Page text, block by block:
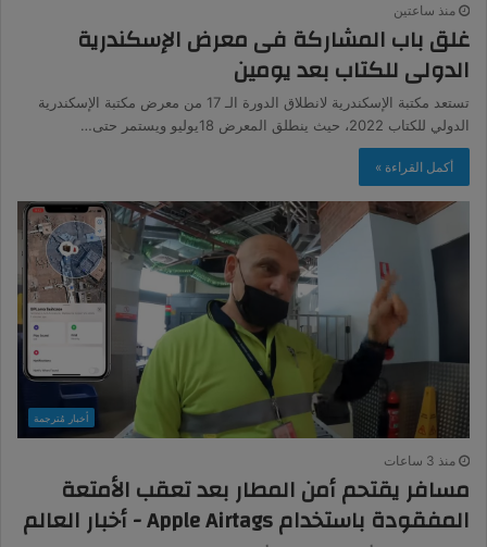
منذ ساعتين
غلق باب المشاركة فى معرض الإسكندرية
الدولى للكتاب بعد يومين
تستعد مكتبة الإسكندرية لانطلاق الدورة الـ 17 من معرض مكتبة الإسكندرية
الدولي للكتاب 2022، حيث ينطلق المعرض 18يوليو ويستمر حتى…
أكمل القراءة »
أخبار مُترجمة
منذ 3 ساعات
مسافر يقتحم أمن المطار بعد تعقب الأمتعة
المفقودة باستخدام Apple Airtags - أخبار العالم